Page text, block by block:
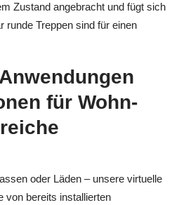
Zustand angebracht und fügt sich
runde Treppen sind für einen
für Wohn-
oder Läden – unsere virtuelle
von bereits installierten